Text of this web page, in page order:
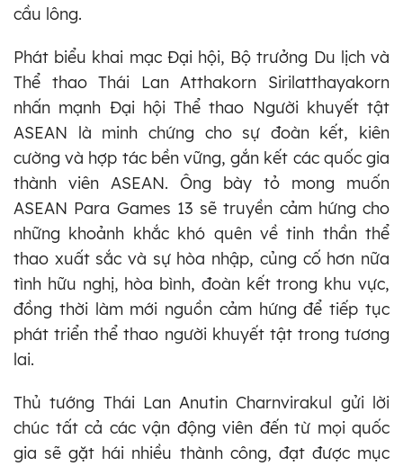
cầu lông.
Phát biểu khai mạc Đại hội, Bộ trưởng Du lịch và
Thể thao Thái Lan Atthakorn Sirilatthayakorn
nhấn mạnh Đại hội Thể thao Người khuyết tật
ASEAN là minh chứng cho sự đoàn kết, kiên
cường và hợp tác bền vững, gắn kết các quốc gia
thành viên ASEAN. Ông bày tỏ mong muốn
ASEAN Para Games 13 sẽ truyền cảm hứng cho
những khoảnh khắc khó quên về tinh thần thể
thao xuất sắc và sự hòa nhập, củng cố hơn nữa
tình hữu nghị, hòa bình, đoàn kết trong khu vực,
đồng thời làm mới nguồn cảm hứng để tiếp tục
phát triển thể thao người khuyết tật trong tương
lai.
Thủ tướng Thái Lan Anutin Charnvirakul gửi lời
chúc tất cả các vận động viên đến từ mọi quốc
gia sẽ gặt hái nhiều thành công, đạt được mục